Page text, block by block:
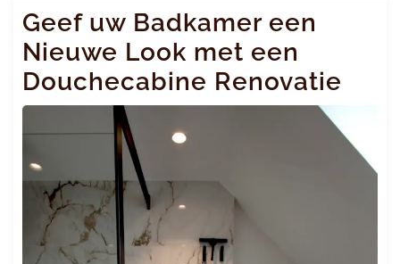
Geef uw Badkamer een
Nieuwe Look met een
Douchecabine Renovatie